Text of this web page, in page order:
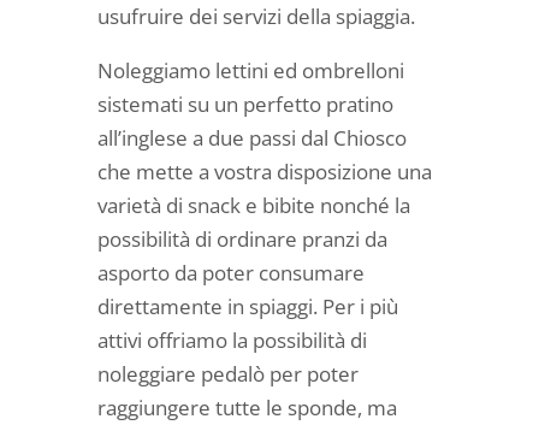
usufruire dei servizi della spiaggia.
Noleggiamo lettini ed ombrelloni
sistemati su un perfetto pratino
all’inglese a due passi dal Chiosco
che mette a vostra disposizione una
varietà di snack e bibite nonché la
possibilità di ordinare pranzi da
asporto da poter consumare
direttamente in spiaggi. Per i più
attivi offriamo la possibilità di
noleggiare pedalò per poter
raggiungere tutte le sponde, ma